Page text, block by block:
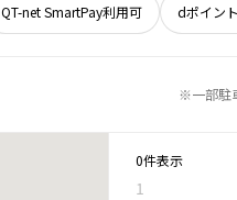
QT-net SmartPay利用可 dポイン
※一部駐
0件表示
1